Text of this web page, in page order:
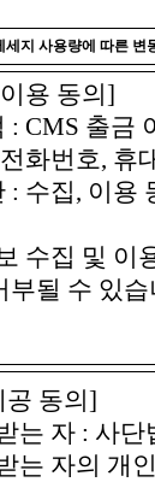
세지 사용량에 따른 변
용 동의]
: CMS 출금
화번호, 휴
: 수집, 이용
수집 및 이
부될 수 있습
공 동의]
는 자 : 사
는 자의 개